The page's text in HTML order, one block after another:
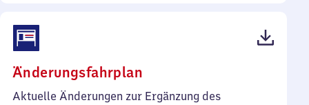
Änderungsfahrplan
97
Aktuelle Änderungen zur Ergänzung des